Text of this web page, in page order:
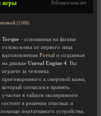
игры Рейтинга пока нет
(1308)
Torque - основанная на физике
головоломка от первого лица
вдохновленная Portal и созданная
на движке Unreal Engine 4 . Вы
играете за человека
приговоренного к смертной казни,
который согласился принять
участие в тайном эксперименте
в решении опасных и
портативного устройства,